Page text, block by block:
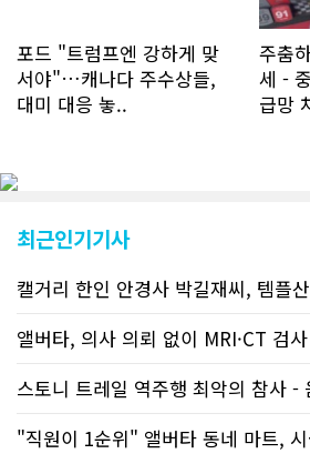
포드 "트럼프엔 강하게 맞
서야"…캐나다 주수상들,
대미 대응 놓..
주춤
세 -
급망
최근인기기사